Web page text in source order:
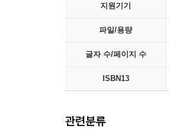
지원기기
파일/용량
글자 수/페이지 수
ISBN13
관련분류